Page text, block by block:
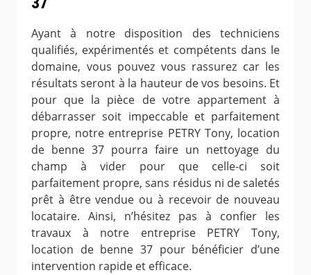
Ayant à notre disposition des techniciens
qualifiés, expérimentés et compétents dans le
domaine, vous pouvez vous rassurez car les
résultats seront à la hauteur de vos besoins. Et
pour que la pièce de votre appartement à
débarrasser soit impeccable et parfaitement
propre, notre entreprise PETRY Tony, location
de benne 37 pourra faire un nettoyage du
champ à vider pour que celle-ci soit
parfaitement propre, sans résidus ni de saletés
prêt à être vendue ou à recevoir de nouveau
locataire. Ainsi, n’hésitez pas à confier les
travaux à notre entreprise PETRY Tony,
location de benne 37 pour bénéficier d’une
intervention rapide et efficace.